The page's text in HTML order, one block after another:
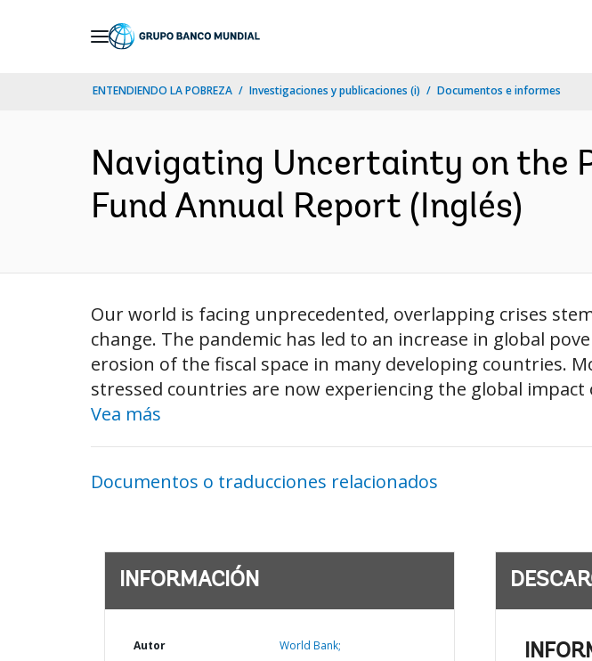
ENTENDIENDO LA POBREZA Investigaciones y publicaciones (i) Documentos e informes
Navigating Uncertainty on the
Fund Annual Report (Inglés)
Our world is facing unprecedented, overlapping crises
change. The pandemic has led to an increase in global
erosion of the fiscal space in many developing countries.
stressed countries are now experiencing the global
Vea más
Documentos o traducciones relacionados
INFORMACIÓN
Autor World Bank;